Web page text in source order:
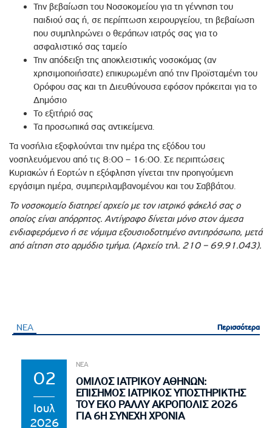
Την βεβαίωση του Νοσοκομείου για τη γέννηση του
παιδιού σας ή, σε περίπτωση χειρουργείου, τη βεβαίωση
που συμπληρώνει ο θεράπων ιατρός σας για το
ασφαλιστικό σας ταμείο
Την απόδειξη της αποκλειστικής νοσοκόμας (αν
χρησιμοποιήσατε) επικυρωμένη από την Προϊσταμένη του
Ορόφου σας και τη Διευθύνουσα εφόσον πρόκειται για το
Δημόσιο
Το εξιτήριό σας
Τα προσωπικά σας αντικείμενα.
Τα νοσήλια εξοφλούνται την ημέρα της εξόδου του
νοσηλευόμενου από τις 8:00 – 16:00. Σε περιπτώσεις
Κυριακών ή Εορτών η εξόφληση γίνεται την προηγούμενη
εργάσιμη ημέρα, συμπεριλαμβανομένου και του Σαββάτου.
Το νοσοκομείο διατηρεί αρχείο με τον ιατρικό φάκελό σας ο
οποίος είναι απόρρητος. Αντίγραφο δίνεται μόνο στον άμεσα
ενδιαφερόμενο ή σε νόμιμα εξουσιοδοτημένο αντιπρόσωπο, μετά
από αίτηση στο αρμόδιο τμήμα. (Αρχείο τηλ. 210 – 69.91.043).
ΝΕΑ Περισσότερα
Περισσότερα
02
Ιουλ
2026
ΝΕΑ
ΟΜΙΛΟΣ ΙΑΤΡΙΚΟΥ ΑΘΗΝΩΝ:
ΕΠΙΣΗΜΟΣ ΙΑΤΡΙΚΟΣ ΥΠΟΣΤΗΡΙΚΤΗΣ
ΤΟΥ EKO ΡΑΛΛΥ ΑΚΡΟΠΟΛΙΣ 2026
ΓΙΑ 6Η ΣΥΝΕΧΗ ΧΡΟΝΙΑ